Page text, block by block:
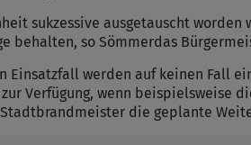
sukzessive ausgetauscht
behalten, so Sömmerdas
Einsatzfall werden auf keinen Fall
Verfügung, wenn
die geplante